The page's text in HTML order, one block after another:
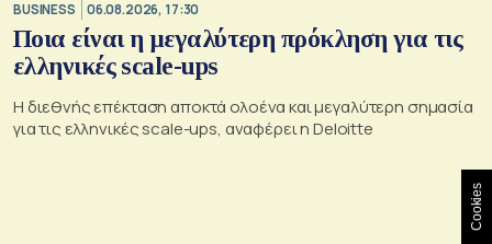
BUSINESS 06.08.2026, 17:30
Ποια είναι η μεγαλύτερη πρόκληση για τις
ελληνικές scale-ups
Η διεθνής επέκταση αποκτά ολοένα και μεγαλύτερη σημασία
για τις ελληνικές scale-ups, αναφέρει η Deloitte
Cookies